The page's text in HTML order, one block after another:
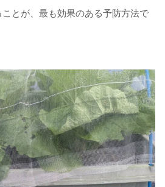
とが、最も効果のある予防方法で